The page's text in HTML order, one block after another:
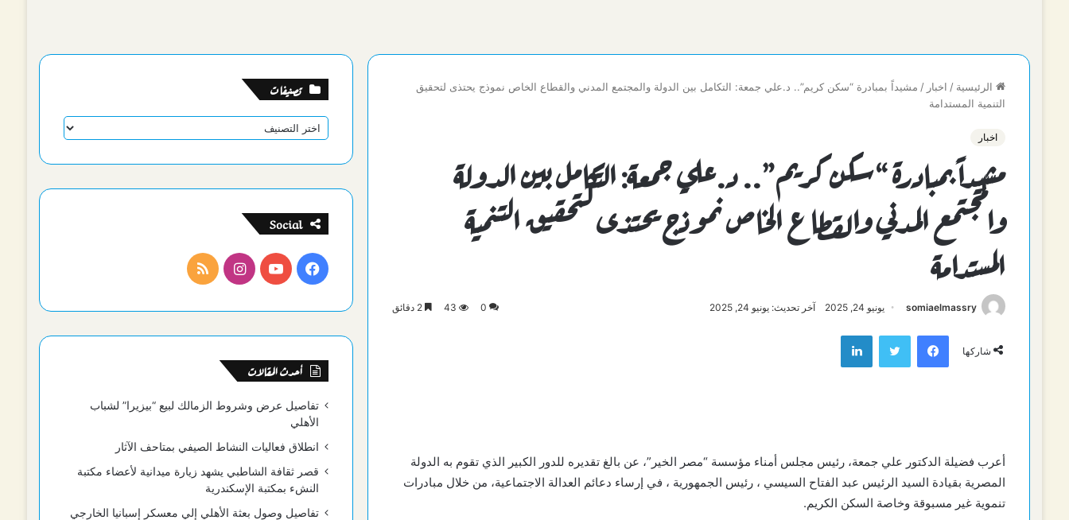
الرئيسية / اخبار / مشيداً بمبادرة “سكن كريم”.. د.علي جمعة: التكامل بين الدولة والمجتمع المدني والقطاع الخاص نموذج يحتذى لتحقيق
التنمية المستدامة
اخبار
مشيداً بمبادرة “سكن كريم”.. د.علي جمعة: التكامل بين الدولة
والمجتمع المدني والقطاع الخاص نموذج يحتذى لتحقيق التنمية
المستدامة
somiaelmassry يونيو 24, 2025 آخر تحديث: يونيو 24, 2025 0
43 2 دقائق
شاركها
فيسبوك تويتر لينكدإن
أعرب فضيلة الدكتور علي جمعة، رئيس مجلس أمناء مؤسسة “مصر الخير”، عن بالغ تقديره للدور الكبير الذي تقوم به الدولة
المصرية بقيادة السيد الرئيس عبد الفتاح السيسي ، رئيس الجمهورية ، في إرساء دعائم العدالة الاجتماعية، من خلال مبادرات
تنموية غير مسبوقة وخاصة السكن الكريم.
تصنيفات
تصنيفات
Social
فيسبوكيوتيوبانستقرامملخص
أحدث المقالات
تفاصيل عرض وشروط الزمالك لبيع “بيزيرا” لشباب
الأهلي
انطلاق فعاليات النشاط الصيفي بمتاحف الآثار
قصر ثقافة الشاطبي يشهد زيارة ميدانية لأعضاء مكتبة
النشء بمكتبة الإسكندرية
تفاصيل وصول بعثة الأهلي إلي معسكر إسبانيا الخارجي